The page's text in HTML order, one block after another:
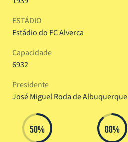
ESTÁDIO
Estádio do FC Alverca
Capacidade
6932
Presidente
José Miguel Roda de Albuquerque
50%
88%